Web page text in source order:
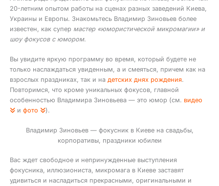
20-летним опытом работы на сценах разных заведений Киева,
Украины и Европы. Знакомьтесь Владимир Зиновьев более
известен, как супер мастер «юмористической микромагии» и
шоу фокусов с юмором.
Вы увидите яркую программу во время, который будете не
только наслаждаться увиденным, а и смеяться, причем как на
взрослых праздниках, так и на детских днях рождения.
Повторимся, что кроме уникальных фокусов, главной
особенностью Владимира Зиновьева — это юмор (см. видео
и фото ).
Владимир Зиновьев — фокусник в Киеве на свадьбы,
корпоративы, праздники юбилеи
Вас ждет свободное и непринужденные выступления
фокусника, иллюзиониста, микромага в Киеве заставят
удивиться и насладиться прекрасными, оригинальными и